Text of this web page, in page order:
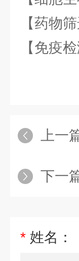
【药物
【免疫
上一
下一
* 姓名：